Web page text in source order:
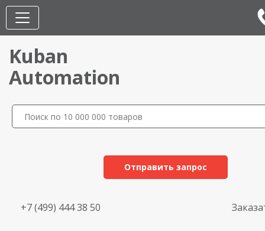
Kuban
Automation
Отправить запрос
+7 (499) 444 38 50